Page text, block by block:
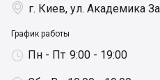
 г. Киев, ул. Академика
График работы
 Пн - Пт 9:00 - 19:00